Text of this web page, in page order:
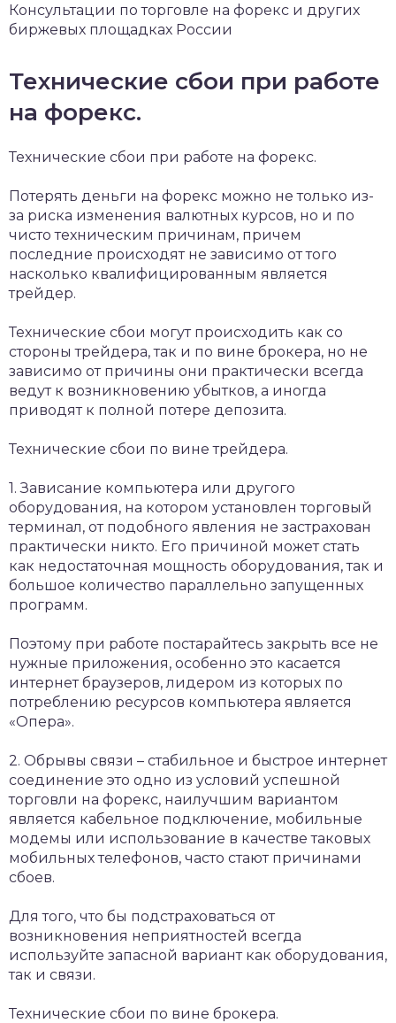
Консультации по торговле на форекс и других
биржевых площадках России
Технические сбои при работе
на форекс.
Технические сбои при работе на форекс.
Потерять деньги на форекс можно не только из-
за риска изменения валютных курсов, но и по
чисто техническим причинам, причем
последние происходят не зависимо от того
насколько квалифицированным является
трейдер.
Технические сбои могут происходить как со
стороны трейдера, так и по вине брокера, но не
зависимо от причины они практически всегда
ведут к возникновению убытков, а иногда
приводят к полной потере депозита.
Технические сбои по вине трейдера.
1. Зависание компьютера или другого
оборудования, на котором установлен торговый
терминал, от подобного явления не застрахован
практически никто. Его причиной может стать
как недостаточная мощность оборудования, так и
большое количество параллельно запущенных
программ.
Поэтому при работе постарайтесь закрыть все не
нужные приложения, особенно это касается
интернет браузеров, лидером из которых по
потреблению ресурсов компьютера является
«Опера».
2. Обрывы связи – стабильное и быстрое интернет
соединение это одно из условий успешной
торговли на форекс, наилучшим вариантом
является кабельное подключение, мобильные
модемы или использование в качестве таковых
мобильных телефонов, часто стают причинами
сбоев.
Для того, что бы подстраховаться от
возникновения неприятностей всегда
используйте запасной вариант как оборудования,
так и связи.
Технические сбои по вине брокера.